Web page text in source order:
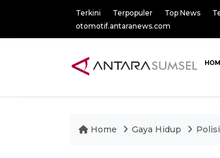
Terkini Terpopuler Top News
otomotif.antaranews.com
Home Gaya Hidup